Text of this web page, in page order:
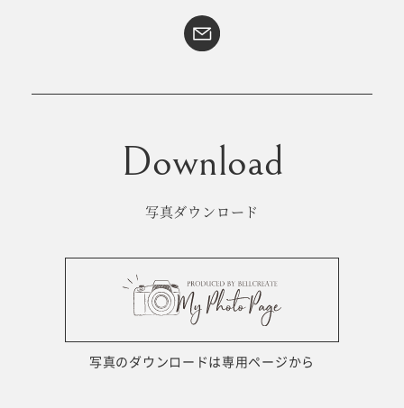
写真ダウンロード
写真のダウンロードは専用ページから